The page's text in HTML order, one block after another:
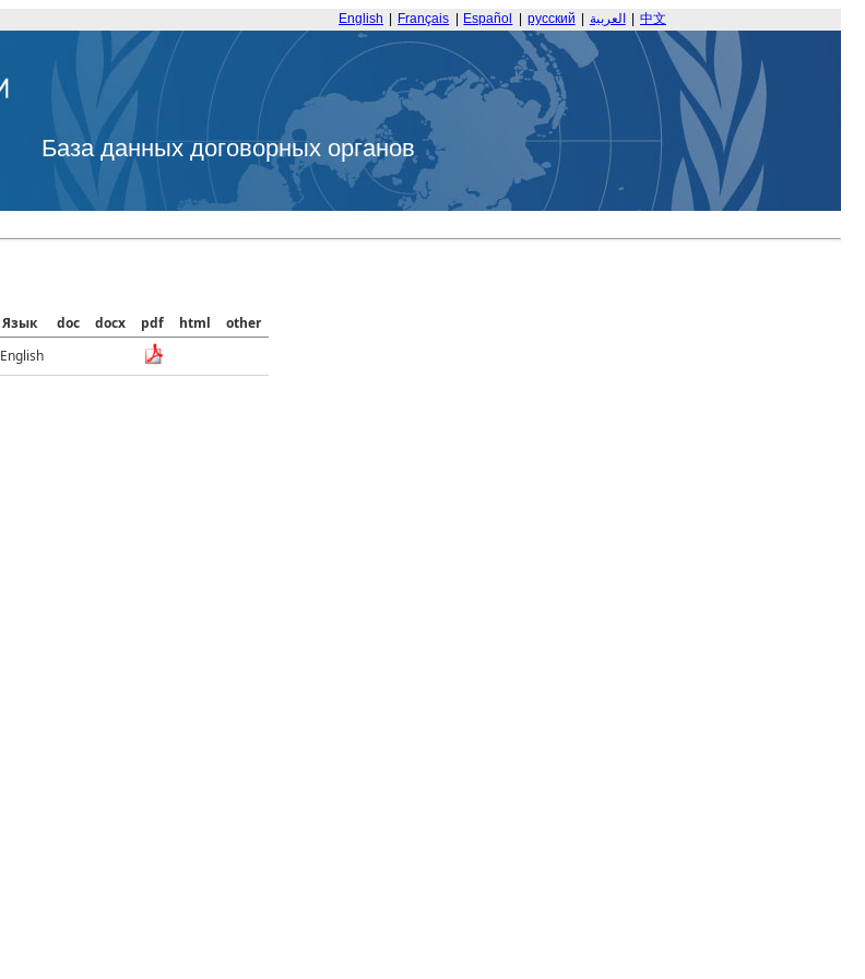
English Français Español русский العربية 中文
База данных договорных органов
Язык doc docx pdf html
other
English